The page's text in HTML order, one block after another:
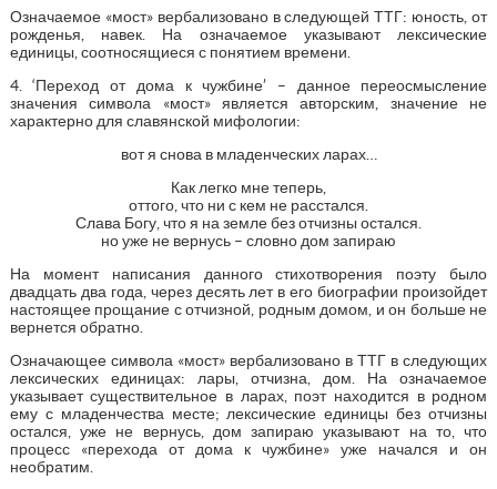
Означаемое «мост» вербализовано в следующей ТТГ: юность, от
рожденья, навек. На означаемое указывают лексические
единицы, соотносящиеся с понятием времени.
4. ‘Переход от дома к чужбине’ – данное переосмысление
значения символа «мост» является авторским, значение не
характерно для славянской мифологии:
вот я снова в младенческих ларах…
Как легко мне теперь,
оттого, что ни с кем не расстался.
Слава Богу, что я на земле без отчизны остался.
но уже не вернусь – словно дом запираю
На момент написания данного стихотворения поэту было
двадцать два года, через десять лет в его биографии произойдет
настоящее прощание с отчизной, родным домом, и он больше не
вернется обратно.
Означающее символа «мост» вербализовано в ТТГ в следующих
лексических единицах: лары, отчизна, дом. На означаемое
указывает существительное в ларах, поэт находится в родном
ему с младенчества месте; лексические единицы без отчизны
остался, уже не вернусь, дом запираю указывают на то, что
процесс «перехода от дома к чужбине» уже начался и он
необратим.